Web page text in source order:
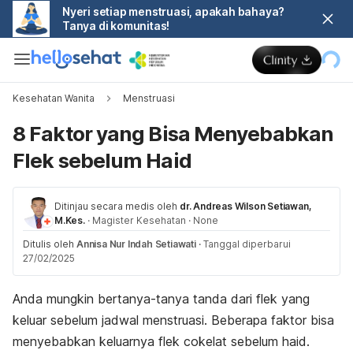
Nyeri setiap menstruasi, apakah bahaya?
Tanya di komunitas!
Kesehatan Wanita Menstruasi
8 Faktor yang Bisa Menyebabkan
Flek sebelum Haid
Ditinjau secara medis oleh dr. Andreas Wilson Setiawan,
M.Kes. · Magister Kesehatan · None
Ditulis oleh Annisa Nur Indah Setiawati · Tanggal diperbarui
27/02/2025
Anda mungkin bertanya-tanya tanda dari flek yang
keluar sebelum jadwal menstruasi. Beberapa faktor bisa
menyebabkan keluarnya flek cokelat sebelum haid.